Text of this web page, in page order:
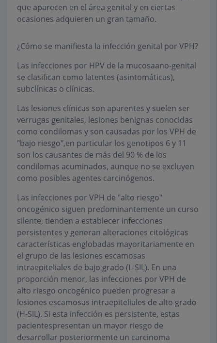
que aparecen en el área genital y en ciertas
ocasiones adquieren un gran tamaño.
¿Cómo se manifiesta la infección genital por VPH?
Las infecciones por HPV de la mucosaano-genital
se clasifican como latentes (asintomáticas),
subclínicas o clínicas.
Las lesiones clínicas son aparentes y suelen ser
verrugas genitales, lesiones benignas conocidas
como condilomas y son causadas por los VPH de
"bajo riesgo",en particular los genotipos 6 y 11
son los causantes de más del 90 % de los
condilomas acuminados, aunque no se excluyen
como posibles agentes carcinógenos.
Las infecciones por VPH de "alto riesgo"
oncogénico siguen predominantemente un curso
silente, tienden a establecer infecciones
persistentes y generan alteraciones citológicas
características englobadas mayoritariamente en
el grupo de las lesiones escamosas
intraepiteliales de bajo grado (L-SIL). En una
proporción menor, las infecciones por VPH de
alto riesgo oncogénico pueden progresar a
lesiones escamosas intraepiteliales de alto grado
(H-SIL). Si esta infección es persistente, estas
pacientespresentan un mayor riesgo de
desarrollar posteriormente un carcinoma